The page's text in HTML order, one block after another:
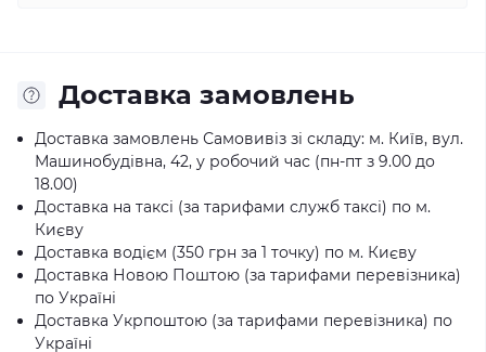
Доставка замовлень
Доставка замовлень Самовивіз зі складу: м. Київ, вул.
Машинобудівна, 42, у робочий час (пн-пт з 9.00 до
18.00)
Доставка на таксі (за тарифами служб таксі) по м.
Києву
Доставка водієм (350 грн за 1 точку) по м. Києву
Доставка Новою Поштою (за тарифами перевізника)
по Україні
Доставка Укрпоштою (за тарифами перевізника) по
Україні